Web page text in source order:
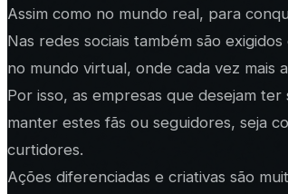
Assim como no mundo real, para
Nas redes sociais também são
no mundo virtual, onde cada vez
Por isso, as empresas que desejam
manter estes fãs ou seguidores, seja
curtidores.
Ações diferenciadas e criativas são